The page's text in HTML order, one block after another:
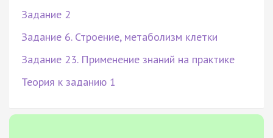
Задание 2
Задание 6. Строение, метаболизм клетки
Задание 23. Применение знаний на практике
Теория к заданию 1